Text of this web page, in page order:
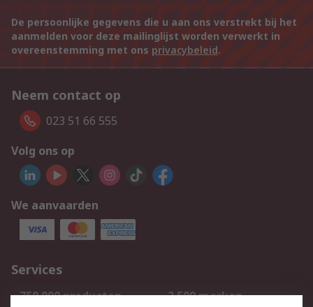
De persoonlijke gegevens die u aan ons verstrekt bij het
aanmelden voor deze mailinglijst worden verwerkt in
overeenstemming met ons privacybeleid.
Neem contact op
023 51 66 555
Volg ons op
We aanvaarden
Services
750.000 producten
2.500 merken